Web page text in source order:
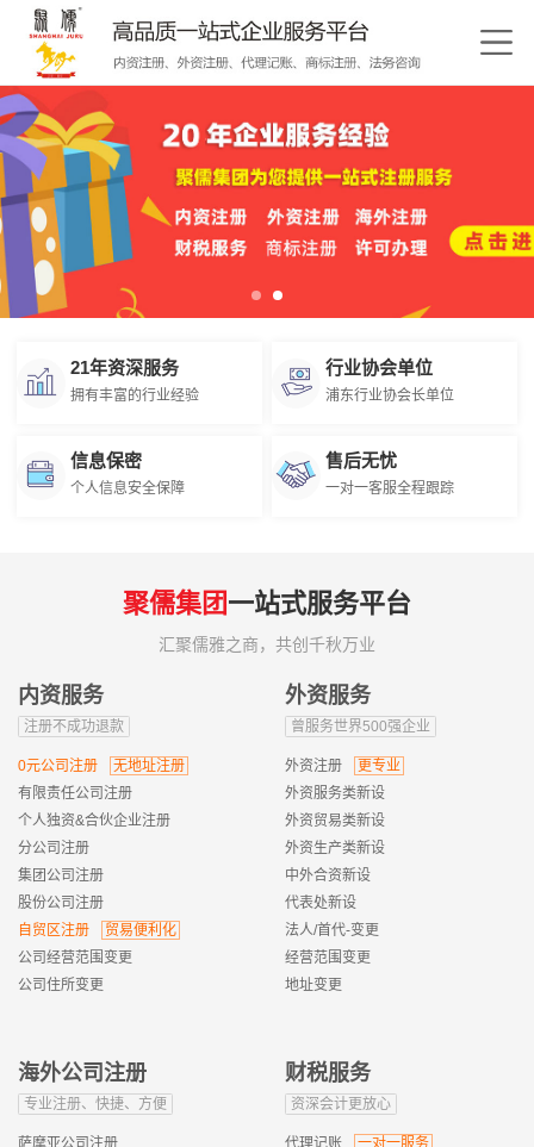
21年资深服务
拥有丰富的行业经验
行业协会单位
浦东行业协会长单位
信息保密
个人信息安全保障
售后无忧
一对一客服全程跟踪
聚儒集团一站式服务平台
汇聚儒雅之商，共创千秋万业
内资服务
注册不成功退款
0元公司注册
无地址注册
有限责任公司注册
个人独资&合伙企业注册
分公司注册
集团公司注册
股份公司注册
自贸区注册
贸易便利化
公司经营范围变更
公司住所变更
外资服务
曾服务世界500强企业
外资注册
更专业
外资服务类新设
外资贸易类新设
外资生产类新设
中外合资新设
代表处新设
法人/首代-变更
经营范围变更
地址变更
海外公司注册
专业注册、快捷、方便
财税服务
资深会计更放心